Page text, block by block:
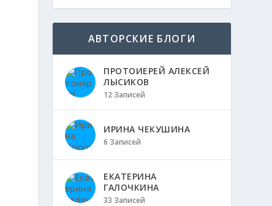
АВТОРСКИЕ БЛОГИ
ПРОТОИЕРЕЙ АЛЕКСЕЙ
ЛЫСИКОВ
12 Записей
ИРИНА ЧЕКУШИНА
6 Записей
ЕКАТЕРИНА
ГАЛОЧКИНА
33 Записей